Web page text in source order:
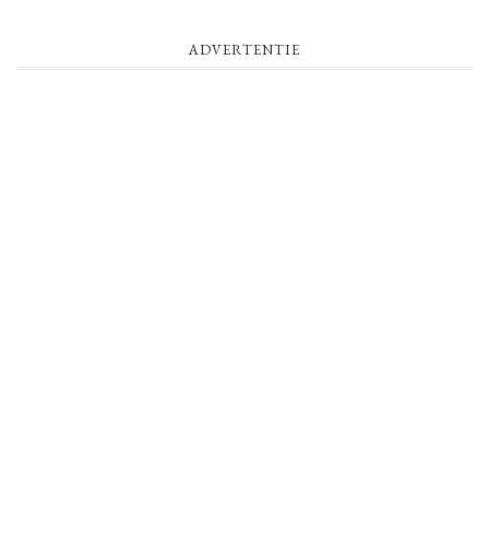
ADVERTENTIE